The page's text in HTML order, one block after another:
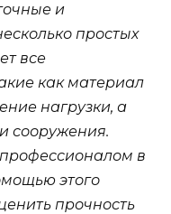
и
простых
все
как материал
нагрузки, а
сооружения.
в
этого
прочность